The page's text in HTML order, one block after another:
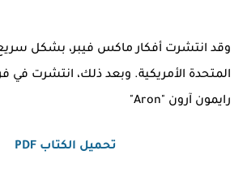
وقد انتشرت أفكار ماكس فيبر، بشكل
المتحدة الأمريكية. وبعد ذلك، انتشرت في
رايمون آرون "Aron"
تحميل الكتاب PDF